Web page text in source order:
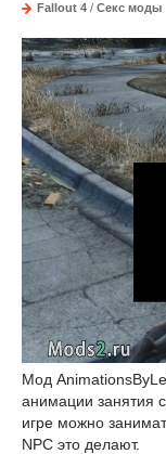
Fallout 4 / Секс моды
Мод
анимации занятия
игре можно
NPC это делают.